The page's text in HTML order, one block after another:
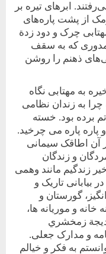
ابرهای تيره بر
از پشت پاره‌‌های
چرک‌ و‌ دود زدة
که به سقف
ذهنم را روشن
به مهتابی نگاه
به زندان نظامی
برده بود. خسته
پاره پاره می چرخيد.
آن ‌اطاقک ‌سيمانی
و زندگان
زندگيم مانند وهمی
بيابانی تاريک و
گورستان ‌و‌
و ‌موريانه ‌ها،
زمخشري‌
و مدارک جعلی.
به فکر و خيالم